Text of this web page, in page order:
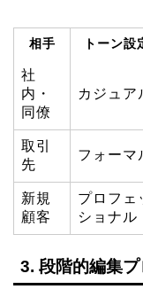
相手 トーン設
社
内・
同僚
カジュア
取引
先
フォーマ
新規
顧客
プロフェ
ショナル
3. 段階的編集プ